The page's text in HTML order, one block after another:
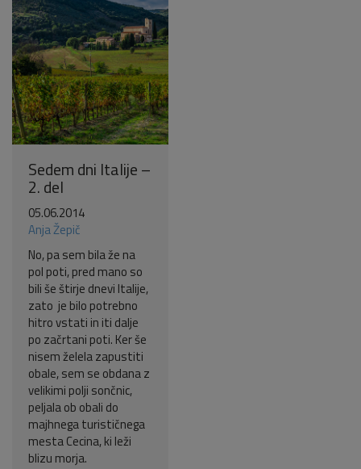
Sedem dni Italije –
2. del
05.06.2014
Anja Žepič
No, pa sem bila že na
pol poti, pred mano so
bili še štirje dnevi Italije,
zato je bilo potrebno
hitro vstati in iti dalje
po začrtani poti. Ker še
nisem želela zapustiti
obale, sem se obdana z
velikimi polji sončnic,
peljala ob obali do
majhnega turističnega
mesta Cecina, ki leži
blizu morja.